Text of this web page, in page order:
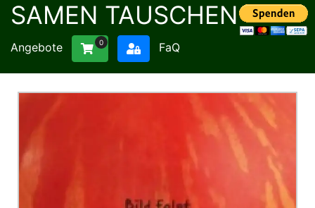
SAMEN TAUSCHEN
Angebote 0 FaQ